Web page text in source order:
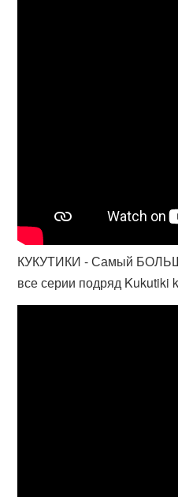
КУКУТИКИ - Самый
все серии подряд Kukutiki